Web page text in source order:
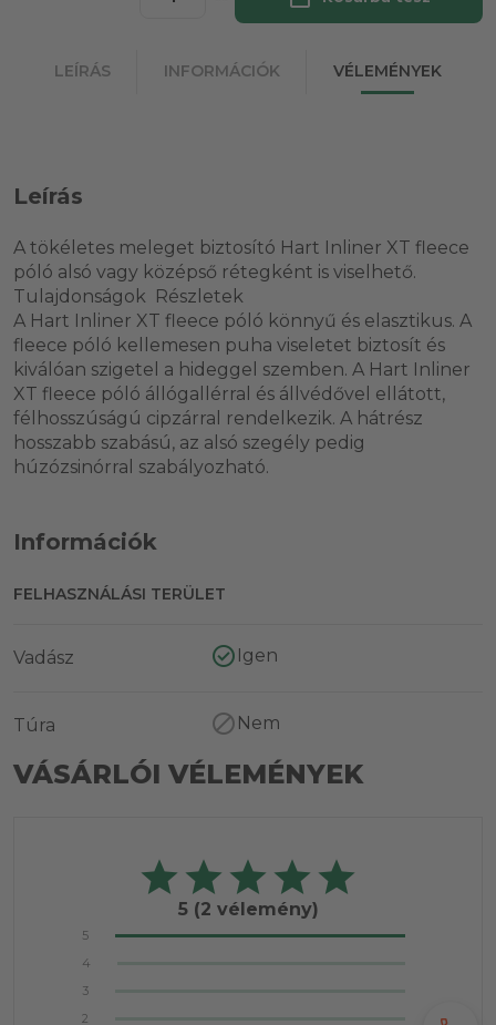
LEÍRÁS INFORMÁCIÓK VÉLEMÉNYEK
Leírás
A tökéletes meleget biztosító Hart Inliner XT fleece
póló alsó vagy középső rétegként is viselhető.
Tulajdonságok Részletek
A Hart Inliner XT fleece póló könnyű és elasztikus. A
fleece póló kellemesen puha viseletet biztosít és
kiválóan szigetel a hideggel szemben. A Hart Inliner
XT fleece póló állógallérral és állvédővel ellátott,
félhosszúságú cipzárral rendelkezik. A hátrész
hosszabb szabású, az alsó szegély pedig
húzózsinórral szabályozható.
Információk
FELHASZNÁLÁSI TERÜLET
Vadász Igen
Túra Nem
VÁSÁRLÓI VÉLEMÉNYEK
5 (2 vélemény)
5
4
3
2